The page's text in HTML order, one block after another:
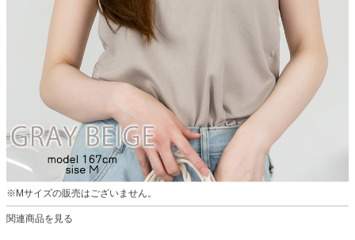
※Mサイズの販売はございません。
関連商品を見る